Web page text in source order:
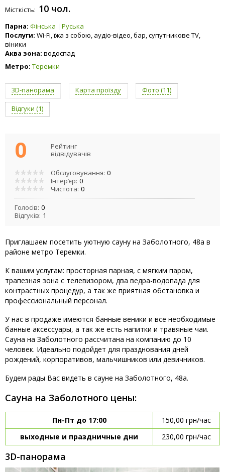
Місткість: 10 чол.
Парна: Фінська
Руська
Послуги: Wi-Fi, їжа з собою, аудіо-відео, бар, супутникове TV,
віники
Аква зона: водоспад
Метро: Теремки
3D-панорама Карта проїзду Фото (11)
Відгуки (1)
0
Рейтинг
відвідувачів
Обслуговування: 0
Інтер’єр: 0
Чистота: 0
Голосів: 0
Відгуків: 1
Приглашаем посетить уютную сауну на Заболотного, 48а в
районе метро Теремки.
К вашим услугам: просторная парная, с мягким паром,
трапезная зона с телевизором, два ведра-водопада для
контрастных процедур, а так же приятная обстановка и
профессиональный персонал.
У нас в продаже имеются банные веники и все необходимые
банные аксессуары, а так же есть напитки и травяные чаи.
Сауна на Заболотного рассчитана на компанию до 10
человек. Идеально подойдет для празднования дней
рождений, корпоративов, мальчишников или девичников.
Будем рады Вас видеть в сауне на Заболотного, 48а.
Сауна на Заболотного цены:
Пн-Пт до 17:00
150,00 грн/час
выходные и праздничные дни
230,00 грн/час
3D-панорама